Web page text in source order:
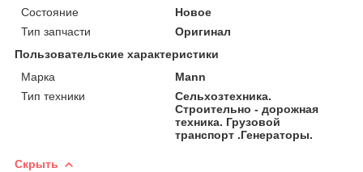
Состояние
Новое
Тип запчасти
Оригинал
Пользовательские характеристики
Марка
Mann
Тип техники
Сельхозтехника.
Строительно - дорожная
техника. Грузовой
транспорт .Генераторы.
Скрыть